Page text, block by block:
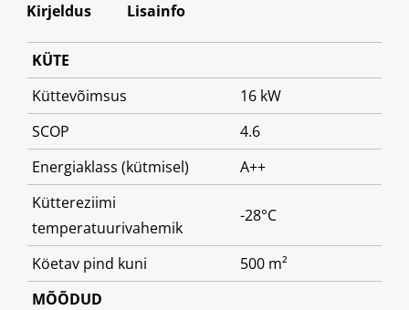
Kirjeldus
Lisainfo
KÜTE
Küttevõimsus
16 kW
SCOP
4.6
Energiaklass (kütmisel)
A++
Küttereziimi
temperatuurivahemik
-28°C
Köetav pind kuni 500 m²
MÕÕDUD